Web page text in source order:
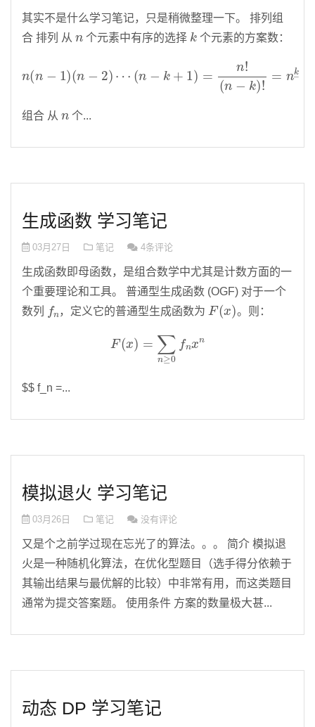
其实不是什么学习笔记，只是稍微整理一下。 排列组
合 排列 从
个元素中有序的选择
k
个元素的方案数：
=nk
组合 从 个...
生成函数 学习笔记
03月27日 笔记 4条评论
生成函数即母函数，是组合数学中尤其是计数方面的一
个重要理论和工具。 普通型生成函数 (OGF) 对于一个
数列
n
，定义它的普通型生成函数为
F(x )
。则：
F( ) n≥0 n n
$$ f_n =...
模拟退火 学习笔记
03月26日 笔记 没有评论
又是个之前学过现在忘光了的算法。。。 简介 模拟退
火是一种随机化算法，在优化型题目（选手得分依赖于
其输出结果与最优解的比较）中非常有用，而这类题目
通常为提交答案题。 使用条件 方案的数量极大甚...
动态 DP 学习笔记